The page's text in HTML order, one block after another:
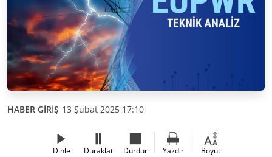
HABER GİRİŞ 13 Şubat 2025 17:10
Dinle Duraklat Durdur Yazdır Boyut